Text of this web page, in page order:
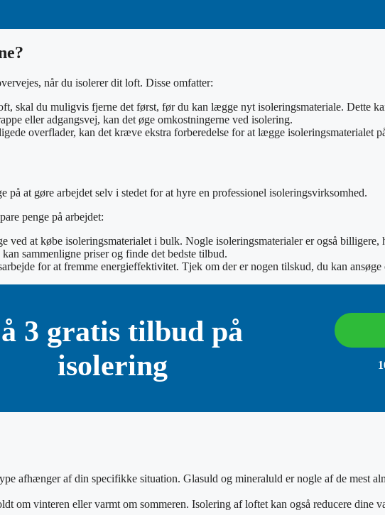
når du isolerer dit loft. Disse omfatter:
skal du muligvis fjerne det først, før du kan lægge nyt isoleringsmateriale. Dette
eller adgangsvej, kan det øge omkostningerne ved isolering.
overflader, kan det kræve ekstra forberedelse for at lægge isoleringsmaterialet
at gøre arbejdet selv i stedet for at hyre en professionel isoleringsvirksomhed.
penge på arbejdet:
at købe isoleringsmaterialet i bulk. Nogle isoleringsmaterialer er også
sammenligne priser og finde det bedste tilbud.
for at fremme energieffektivitet. Tjek om der er nogen tilskud, du kan ansøge
3 gratis tilbud på
isolering
afhænger af din specifikke situation. Glasuld og mineraluld er nogle af de mest
om vinteren eller varmt om sommeren. Isolering af loftet kan også reducere dine